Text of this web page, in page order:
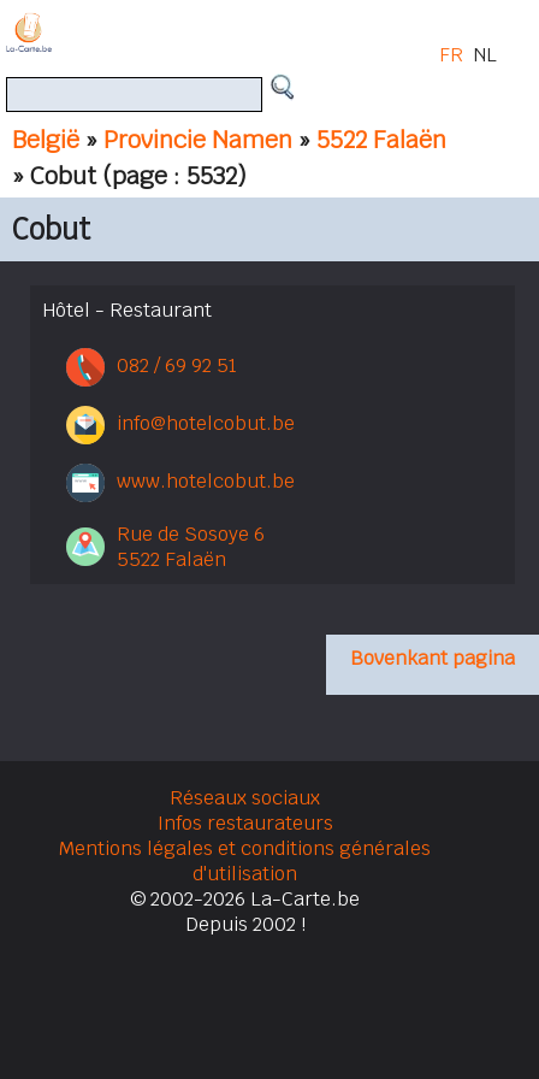
België » Provincie Namen » 5522 Falaën
» Cobut (page : 5532)
FR NL
Cobut
Hôtel - Restaurant
082 / 69 92 51
info@hotelcobut.be
www.hotelcobut.be
Rue de Sosoye 6
5522 Falaën
Bovenkant pagina
Réseaux sociaux
Infos restaurateurs
Mentions légales et conditions générales
d'utilisation
© 2002-2026 La-Carte.be
Depuis 2002 !